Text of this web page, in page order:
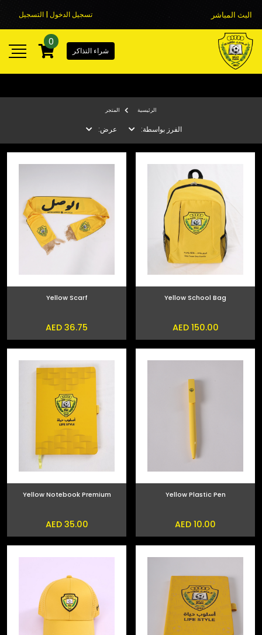
البث المباشر تسجيل الدخول | التسجيل
شراء التذاكر
0
الرئيسية المتجر
الفرز بواسطة: عرض:
Yellow School Bag
AED 150.00
Yellow Scarf
AED 36.75
Yellow Plastic Pen
AED 10.00
Yellow Notebook Premium
AED 35.00